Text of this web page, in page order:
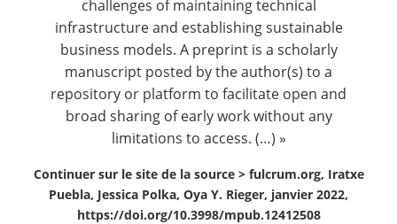
challenges of maintaining technical
infrastructure and establishing sustainable
business models. A preprint is a scholarly
manuscript posted by the author(s) to a
repository or platform to facilitate open and
broad sharing of early work without any
limitations to access. (…) »
Continuer sur le site de la source > fulcrum.org, Iratxe
Puebla, Jessica Polka, Oya Y. Rieger, janvier 2022,
https://doi.org/10.3998/mpub.12412508